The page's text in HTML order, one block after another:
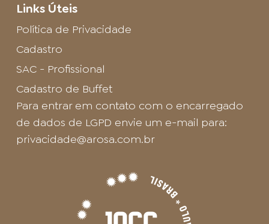
Links Úteis
Política de Privacidade
Cadastro
SAC - Profissional
Cadastro de Buffet
Para entrar em contato com o encarregado
de dados de LGPD envie um e-mail para:
privacidade@arosa.com.br